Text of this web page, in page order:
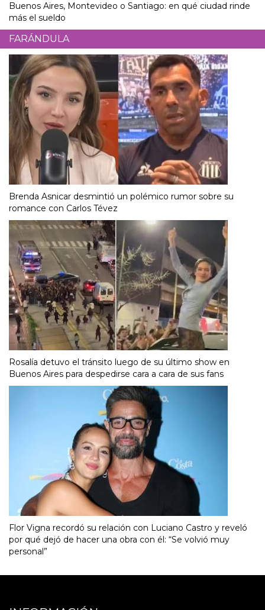
Buenos Aires, Montevideo o Santiago: en qué ciudad rinde
más el sueldo
FARÁNDULA
Brenda Asnicar desmintió un polémico rumor sobre su
romance con Carlos Tévez
Rosalía detuvo el tránsito luego de su último show en
Buenos Aires para despedirse cara a cara de sus fans
Flor Vigna recordó su relación con Luciano Castro y reveló
por qué dejó de hacer una obra con él: “Se volvió muy
personal”